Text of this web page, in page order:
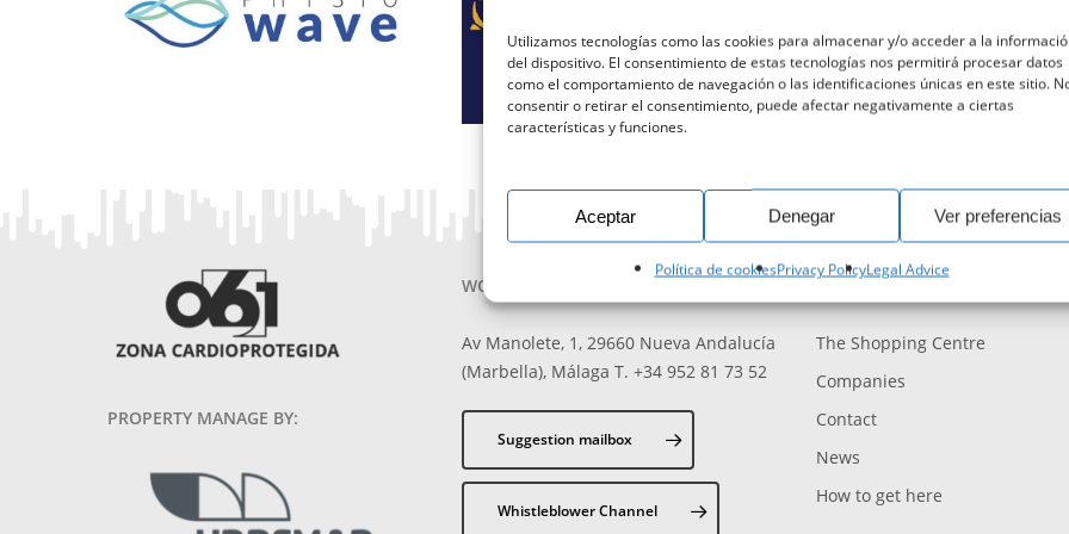
Utilizamos tecnologías como las cookies para almacenar y/o acceder a la
del dispositivo. El consentimiento de estas tecnologías nos permitirá procesar datos
como el comportamiento de navegación o las identificaciones únicas en este sitio.
consentir o retirar el consentimiento, puede afectar negativamente a ciertas
características y funciones.
Aceptar Denegar Ver preferencias
Política de cookiesPrivacy PolicyLegal Advice
PROPERTY MANAGE BY:
WOULD YOU TELL US SOMETHING?
Av Manolete, 1, 29660 Nueva Andalucía
(Marbella), Málaga T. +34 952 81 73 52
Suggestion mailbox
Whistleblower Channel
SITEMAP
The Shopping Centre
Companies
Contact
News
How to get here